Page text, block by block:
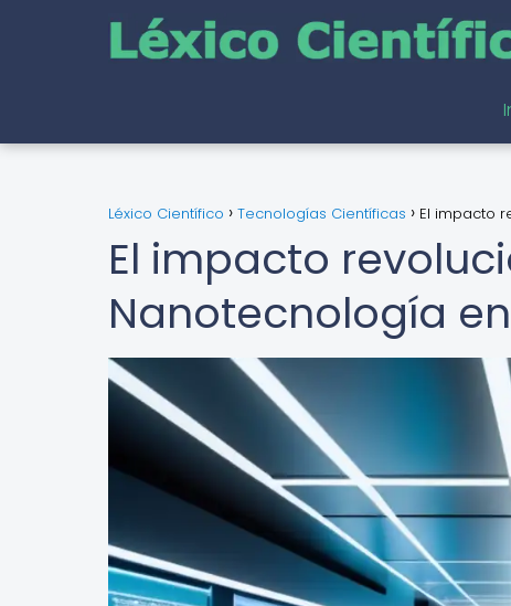
Léxico Científico Tecnologías Científicas El impacto
El impacto
Nanotecnología